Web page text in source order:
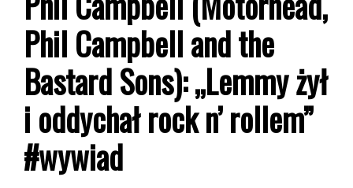
Phil Campbell and the
Bastard Sons): „Lemmy żył
i oddychał rock n’ rollem”
#wywiad